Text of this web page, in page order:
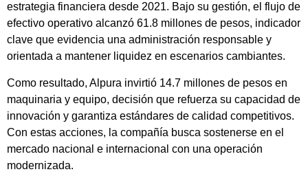
estrategia financiera desde 2021. Bajo su gestión, el flujo de
efectivo operativo alcanzó 61.8 millones de pesos, indicador
clave que evidencia una administración responsable y
orientada a mantener liquidez en escenarios cambiantes.
Como resultado, Alpura invirtió 14.7 millones de pesos en
maquinaria y equipo, decisión que refuerza su capacidad de
innovación y garantiza estándares de calidad competitivos.
Con estas acciones, la compañía busca sostenerse en el
mercado nacional e internacional con una operación
modernizada.